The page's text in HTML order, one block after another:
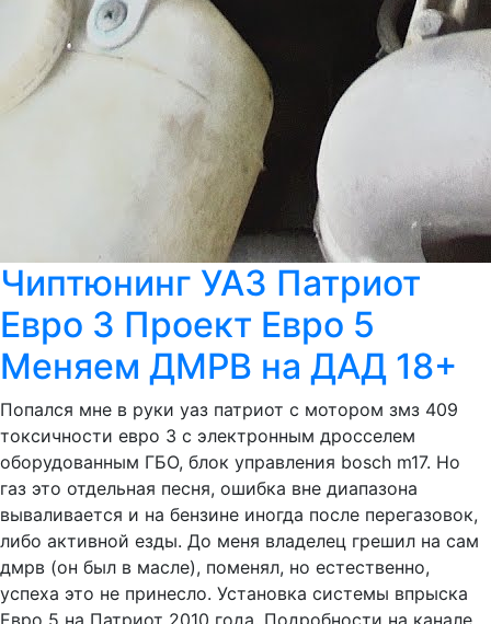
Чиптюнинг УАЗ Патриот
Евро 3 Проект Евро 5
Меняем ДМРВ на ДАД 18+
Попался мне в руки уаз патриот с мотором змз 409
токсичности евро 3 с электронным дросселем
оборудованным ГБО, блок управления bosch m17. Но
газ это отдельная песня, ошибка вне диапазона
вываливается и на бензине иногда после перегазовок,
либо активной езды. До меня владелец грешил на сам
дмрв (он был в масле), поменял, но естественно,
успеха это не принесло. Установка системы впрыска
Евро 5 на Патриот 2010 года. Подробности на канале